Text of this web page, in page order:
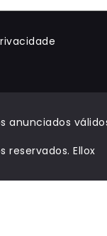
anunciados
reservados.Ellox